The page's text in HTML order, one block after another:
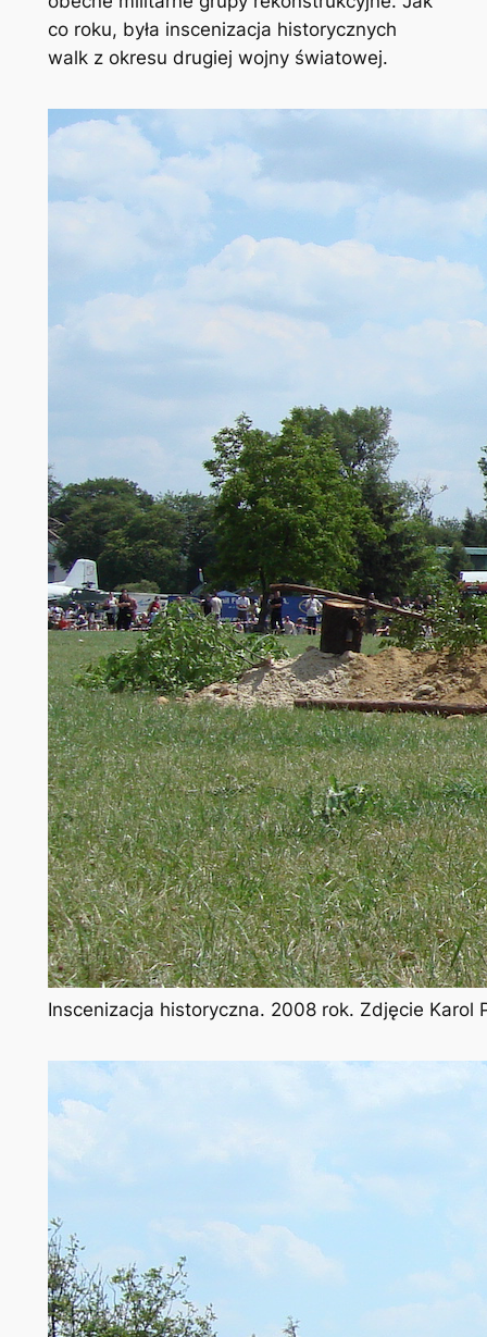
co roku, była inscenizacja historycznych
walk z okresu drugiej wojny światowej.
Inscenizacja historyczna. 2008 rok. Zdjęcie Karol